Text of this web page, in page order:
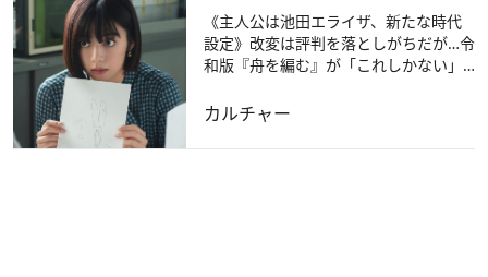
《主人公は池田エライザ、新たな時代
設定》改変は評判を落としがちだが…令
和版『舟を編む』が「これしかない」
カルチャー